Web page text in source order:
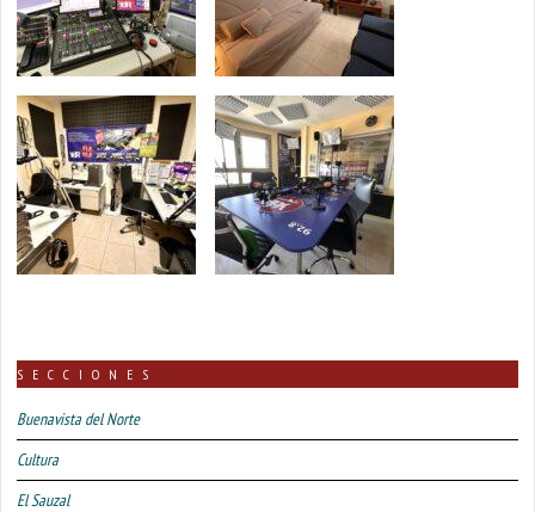
SECCIONES
Buenavista del Norte
Cultura
El Sauzal